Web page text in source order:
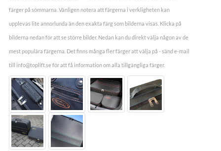
färger på sömmarna. Vänligen notera att färgerna i verkligheten kan
upplevas lite annorlunda än den exakta färg som bilderna visas. Klicka på
bilderna nedan för att se större bilder. Nedan kan du direkt välja någon av de
mest populära färgerna. Det finns många fler färger att välja på - sänd e-mail
till info@toplift.se för att få information om alla tillgängliga färger.